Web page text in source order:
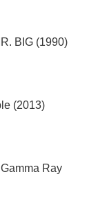
BIG (1990)
(2013)
Ray